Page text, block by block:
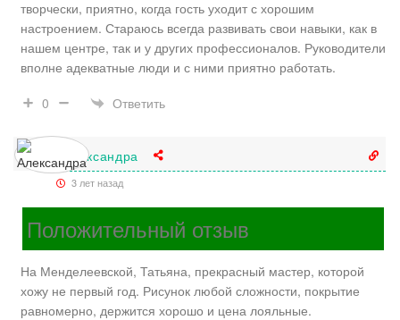
творчески, приятно, когда гость уходит с хорошим
настроением. Стараюсь всегда развивать свои навыки, как в
нашем центре, так и у других профессионалов. Руководители
вполне адекватные люди и с ними приятно работать.
0
Ответить
Александра
3 лет назад
Положительный отзыв
На Менделеевской, Татьяна, прекрасный мастер, которой
хожу не первый год. Рисунок любой сложности, покрытие
равномерно, держится хорошо и цена лояльные.